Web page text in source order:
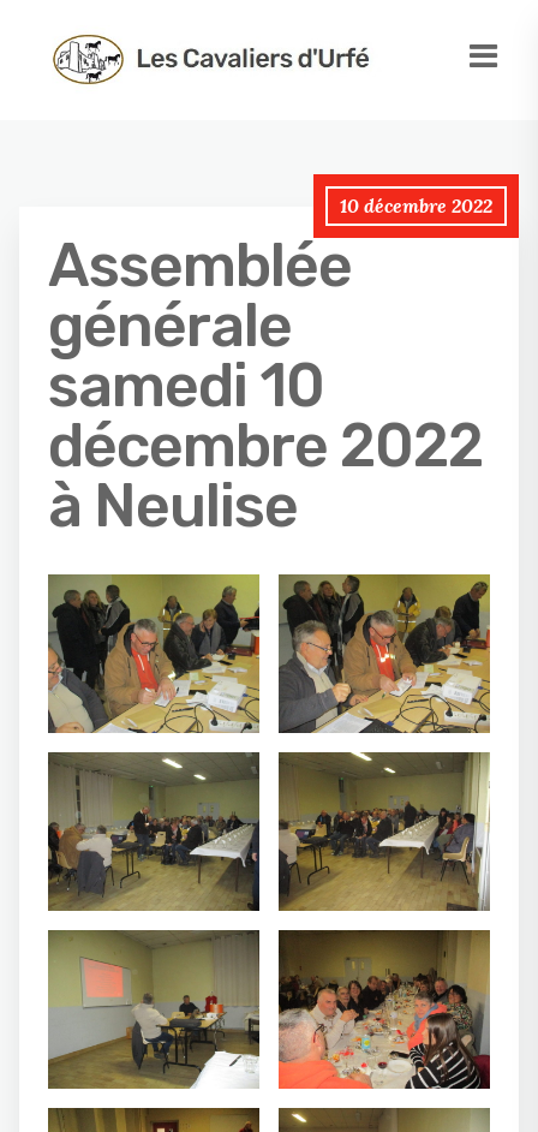
10 décembre 2022
Assemblée
générale
samedi 10
décembre 2022
à Neulise